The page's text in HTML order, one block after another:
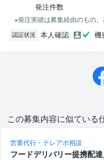
発注件数
※発注実績は募集経由のもの
認証状況 本人確認 機
この募集内容に似ている
営業代行・テレアポ相談
フードデリバリー提携配